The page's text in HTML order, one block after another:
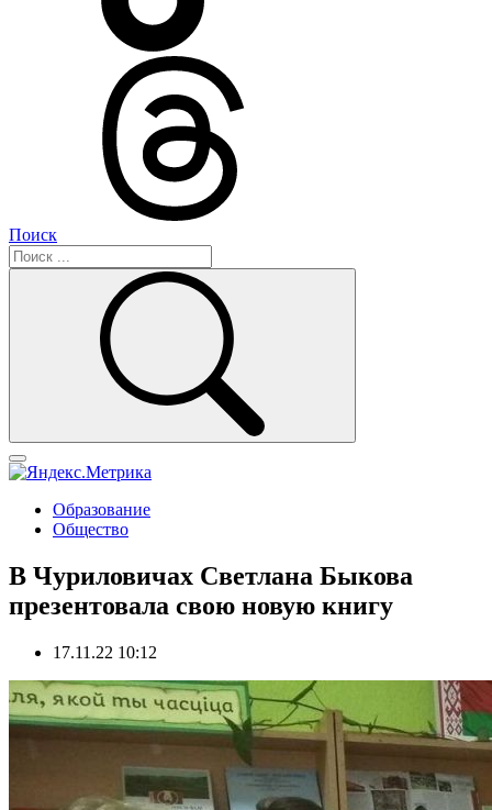
Поиск
Образование
Общество
В Чуриловичах Светлана Быкова
презентовала свою новую книгу
17.11.22 10:12